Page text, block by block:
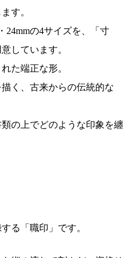
す。
24mmの4サイズを、「寸
しています。
た端正な形。
く、古来からの伝統的な
の上でどのような印象を纏
る「職印」です。